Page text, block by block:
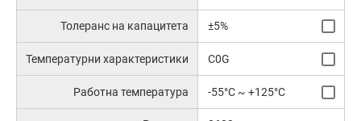
Толеранс на капацитета ±5%
Температурни характеристики C0G
Работна температура -55°C ~ +125°C